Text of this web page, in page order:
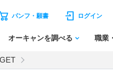
パンフ・願書 ログイン
オーキャンを調べる 職業